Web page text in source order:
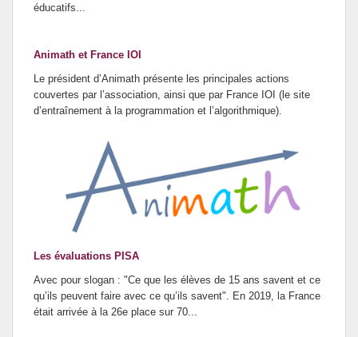
éducatifs...
Animath et France IOI
Le président d’Animath présente les principales actions
couvertes par l’association, ainsi que par France IOI (le site
d’entraînement à la programmation et l’algorithmique).
Les évaluations PISA
Avec pour slogan : "Ce que les élèves de 15 ans savent et ce
qu’ils peuvent faire avec ce qu’ils savent". En 2019, la France
était arrivée à la 26e place sur 70...